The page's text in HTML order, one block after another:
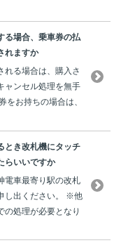
る場合、乗車券の払
れますか
れる場合は、購入さ
ャンセル処理を無手
をお持ちの場合は、
とき改札機にタッチ
らいいですか
電車最寄り駅の改札
し出ください。 ※他
の処理が必要となり